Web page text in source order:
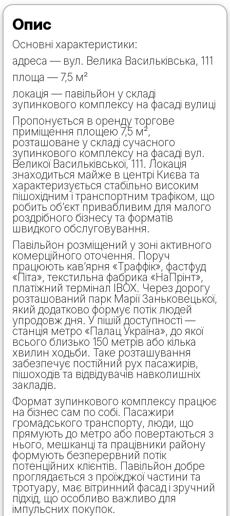
Опис
Основні характеристики:
адреса — вул. Велика Васильківська, 111
площа — 7,5 м²
локація — павільйон у складі
зупинкового комплексу на фасаді вулиці
Пропонується в оренду торгове
приміщення площею 7,5 м²,
розташоване у складі сучасного
зупинкового комплексу на фасаді вул.
Великої Васильківської, 111. Локація
знаходиться майже в центрі Києва та
характеризується стабільно високим
пішохідним і транспортним трафіком, що
робить об’єкт привабливим для малого
роздрібного бізнесу та форматів
швидкого обслуговування.
Павільйон розміщений у зоні активного
комерційного оточення. Поруч
працюють кав’ярня «Траффік», фастфуд
«Піта», текстильна фабрика «НаПрінт»,
платіжний термінал IBOX. Через дорогу
розташований парк Марії Заньковецької,
який додатково формує потік людей
упродовж дня. У пішій доступності —
станція метро «Палац Україна», до якої
всього близько 150 метрів або кілька
хвилин ходьби. Таке розташування
забезпечує постійний рух пасажирів,
пішоходів та відвідувачів навколишніх
закладів.
Формат зупинкового комплексу працює
на бізнес сам по собі. Пасажири
громадського транспорту, люди, що
прямують до метро або повертаються з
нього, мешканці та працівники району
формують безперервний потік
потенційних клієнтів. Павільйон добре
проглядається з проїжджої частини та
тротуару, має вітринний фасад і зручний
підхід, що особливо важливо для
імпульсних покупок.